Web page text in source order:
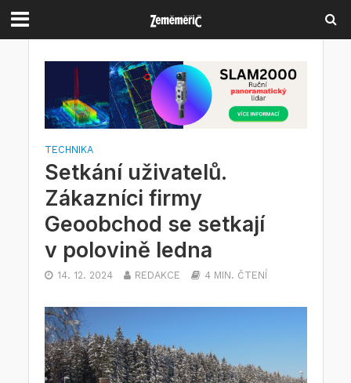
TECHNIKA
Setkání uživatelů.
Zákazníci firmy
Geoobchod se setkají
v polovině ledna
14. 12. 2024 REDAKCE 4 MIN. ČTENÍ